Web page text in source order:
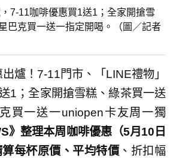
7-11咖啡優惠買1送1；全家開搶雪
巴克買一送一指定開喝。（圖／記者
爐！7-11門市、「LINE禮物」
1；全家開搶雪糕、綠茶買一送
買一送一uniopen卡友周一獨
》整理本周咖啡優惠（5月10日
每杯原價、平均特價 、折扣幅